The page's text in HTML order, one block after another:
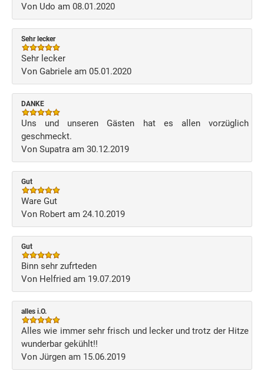
Von Udo am 08.01.2020
Sehr lecker
Sehr lecker
Von Gabriele am 05.01.2020
DANKE
Uns und unseren Gästen hat es allen vorzüglich
geschmeckt.
Von Supatra am 30.12.2019
Gut
Ware Gut
Von Robert am 24.10.2019
Gut
Binn sehr zufrteden
Von Helfried am 19.07.2019
alles i.O.
Alles wie immer sehr frisch und lecker und trotz der Hitze
wunderbar gekühlt!!
Von Jürgen am 15.06.2019